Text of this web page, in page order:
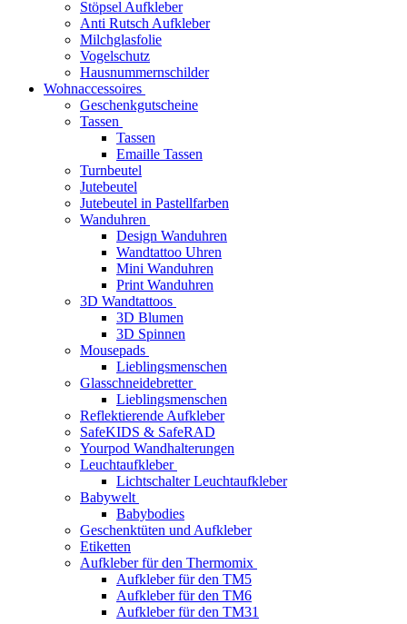
Stöpsel Aufkleber
Anti Rutsch Aufkleber
Milchglasfolie
Vogelschutz
Hausnummernschilder
Wohnaccessoires
Geschenkgutscheine
Tassen
Tassen
Emaille Tassen
Turnbeutel
Jutebeutel
Jutebeutel in Pastellfarben
Wanduhren
Design Wanduhren
Wandtattoo Uhren
Mini Wanduhren
Print Wanduhren
3D Wandtattoos
3D Blumen
3D Spinnen
Mousepads
Lieblingsmenschen
Glasschneidebretter
Lieblingsmenschen
Reflektierende Aufkleber
SafeKIDS & SafeRAD
Yourpod Wandhalterungen
Leuchtaufkleber
Lichtschalter Leuchtaufkleber
Babywelt
Babybodies
Geschenktüten und Aufkleber
Etiketten
Aufkleber für den Thermomix
Aufkleber für den TM5
Aufkleber für den TM6
Aufkleber für den TM31